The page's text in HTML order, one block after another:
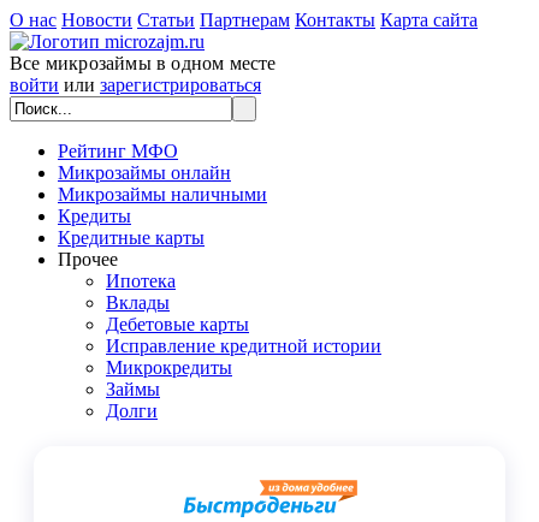
О нас Новости Статьи Партнерам Контакты Карта сайта
Все микрозаймы в одном месте
войти или зарегистрироваться
Рейтинг МФО
Микрозаймы онлайн
Микрозаймы наличными
Кредиты
Кредитные карты
Прочее
Ипотека
Вклады
Дебетовые карты
Исправление кредитной истории
Микрокредиты
Займы
Долги